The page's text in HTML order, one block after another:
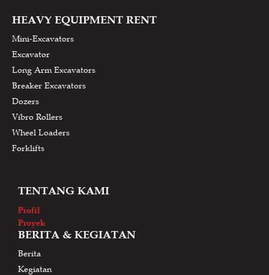
HEAVY EQUIPMENT RENT
Mini-Excavators
Excavator
Long Arm Excavators
Breaker Excavators
Dozers
Vibro Rollers
Wheel Loaders
Forklifts
TENTANG KAMI
Profil
Proyek
BERITA & KEGIATAN
Berita
Kegiatan